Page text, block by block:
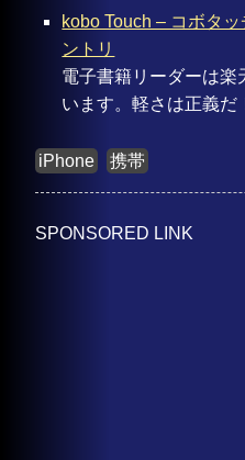
kobo Touch – コボタ
ントリ
電子書籍リーダーは楽
います。軽さは正義だ
iPhone 携帯
SPONSORED LINK